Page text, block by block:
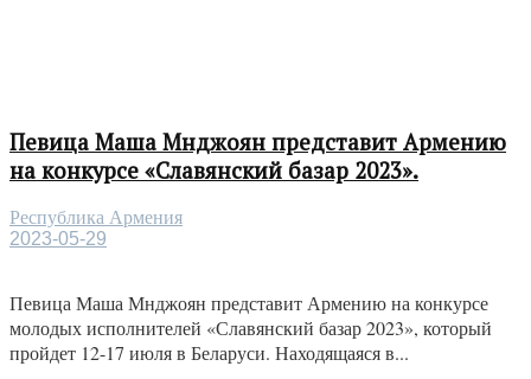
Певица Маша Мнджоян представит Армению
на конкурсе «Славянский базар 2023».
Республика Армения
2023-05-29
Певица Маша Мнджоян представит Армению на конкурсе
молодых исполнителей «Славянский базар 2023», который
пройдет 12-17 июля в Беларуси. Находящаяся в...